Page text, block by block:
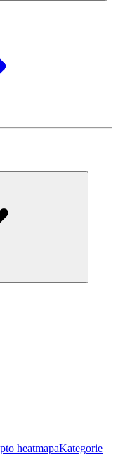
heatmapaKategorie